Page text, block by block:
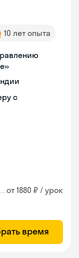
10 лет опыта
с
от 1880 ₽ / урок
время